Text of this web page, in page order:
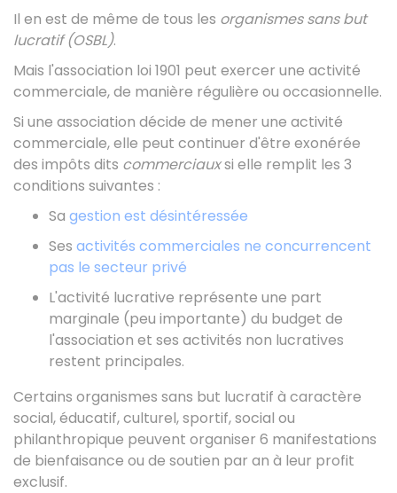
Il en est de même de tous les organismes sans but
lucratif (OSBL).
Mais l'association loi 1901 peut exercer une activité
commerciale, de manière régulière ou occasionnelle.
Si une association décide de mener une activité
commerciale, elle peut continuer d'être exonérée
des impôts dits commerciauxsi elle remplit les 3
conditions suivantes :
Sa gestion est désintéressée
Ses activités commerciales ne concurrencent
pas le secteur privé
L'activité lucrative représente une part
marginale (peu importante) du budget de
l'association et ses activités non lucratives
restent principales.
Certains organismes sans but lucratif à caractère
social, éducatif, culturel, sportif, social ou
philanthropique peuvent organiser 6 manifestations
de bienfaisance ou de soutien par an à leur profit
exclusif.